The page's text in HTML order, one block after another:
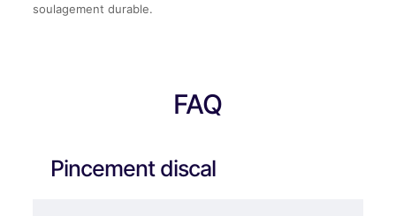
soulagement durable.
FAQ
Pincement discal